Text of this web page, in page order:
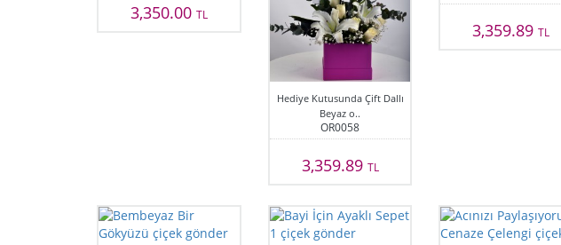
3,350.00 TL
Hediye Kutusunda Çift Dallı
Beyaz o..
OR0058
3,359.89 TL
3,359.89TL